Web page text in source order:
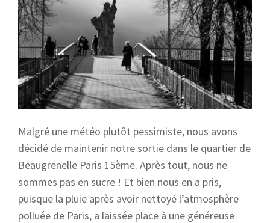
Malgré une météo plutôt pessimiste, nous avons
décidé de maintenir notre sortie dans le quartier de
Beaugrenelle Paris 15ème. Après tout, nous ne
sommes pas en sucre ! Et bien nous en a pris,
puisque la pluie après avoir nettoyé l’atmosphère
polluée de Paris, a laissée place à une généreuse